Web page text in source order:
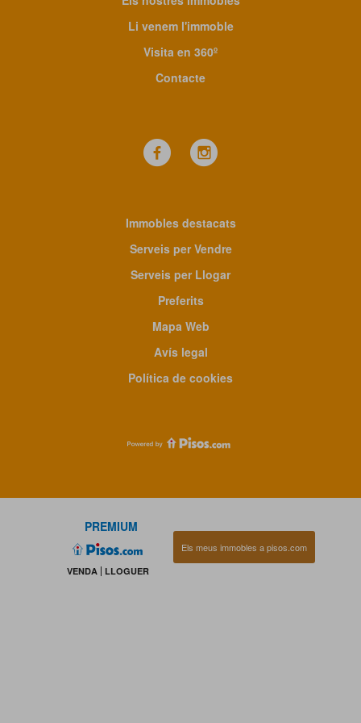
Li venem l'immoble
Visita en 360º
Contacte
Immobles destacats
Serveis per Vendre
Serveis per Llogar
Preferits
Mapa Web
Avís legal
Política de cookies
PREMIUM
VENDA LLOGUER
Els meus immobles a pisos.com